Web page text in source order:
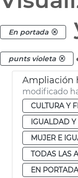
En portada
punts violeta
modificado
CULTURA Y
IGUALDAD Y
MUJER E
TODAS LAS
EN PORTADA